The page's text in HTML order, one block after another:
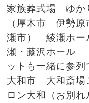
家族葬式場 ゆか
（厚木市 伊勢
瀬市） 綾瀬ホ
瀬・藤沢ホール
ットも一緒に参列
大和市 大和斎場
ロン大和（お別れ